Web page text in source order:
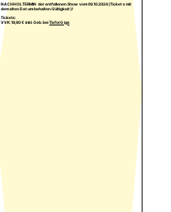
NACHHOLTERMIN der entfallenen Show vom 09.10.2024 (Tickets mit
dem alten Datum behalten Gültigkeit)!
Tickets:
VVK: 19,80 € inkl. Geb. beiTixforGigs